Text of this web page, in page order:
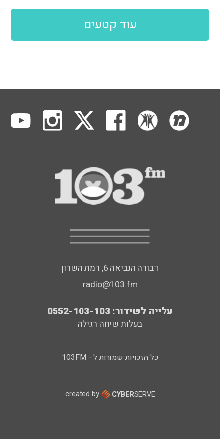
עוד קטעים
דבורה הנביאה 6, רמת השרון
radio@103.fm
עלייה לשידור: 0552-103-103
בעלות שיחה רגילה
כל הזכויות שמורות ל - 103FM
created by CYBERSERVE